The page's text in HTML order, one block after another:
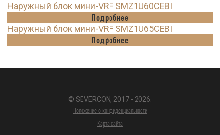
Наружный блок мини-VRF SMZ1U60CEBI
Подробнее
Наружный блок мини-VRF SMZ1U65CEBI
Подробнее
© SEVERCON, 2017 - 2026.
Положение о конфиденциальности
Карта сайта